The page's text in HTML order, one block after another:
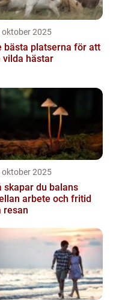
oktober 2025
bästa platserna för att
vilda hästar
oktober 2025
skapar du balans
arbete och fritid
resan